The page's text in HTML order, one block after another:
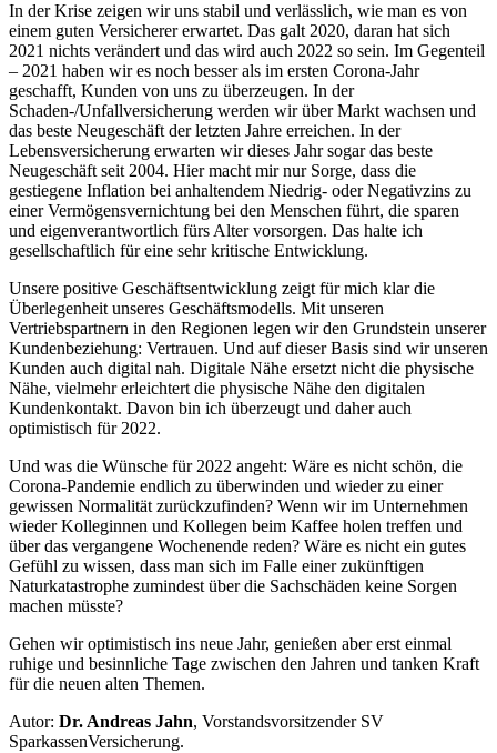
In der Krise zeigen wir uns stabil und verlässlich, wie man es von
einem guten Versicherer erwartet. Das galt 2020, daran hat sich
2021 nichts verändert und das wird auch 2022 so sein. Im Gegenteil
– 2021 haben wir es noch besser als im ersten Corona-Jahr
geschafft, Kunden von uns zu überzeugen. In der
Schaden-/Unfallversicherung werden wir über Markt wachsen und
das beste Neugeschäft der letzten Jahre erreichen. In der
Lebensversicherung erwarten wir dieses Jahr sogar das beste
Neugeschäft seit 2004. Hier macht mir nur Sorge, dass die
gestiegene Inflation bei anhaltendem Niedrig- oder Negativzins zu
einer Vermögensvernichtung bei den Menschen führt, die sparen
und eigenverantwortlich fürs Alter vorsorgen. Das halte ich
gesellschaftlich für eine sehr kritische Entwicklung.
Unsere positive Geschäftsentwicklung zeigt für mich klar die
Überlegenheit unseres Geschäftsmodells. Mit unseren
Vertriebspartnern in den Regionen legen wir den Grundstein unserer
Kundenbeziehung: Vertrauen. Und auf dieser Basis sind wir unseren
Kunden auch digital nah. Digitale Nähe ersetzt nicht die physische
Nähe, vielmehr erleichtert die physische Nähe den digitalen
Kundenkontakt. Davon bin ich überzeugt und daher auch
optimistisch für 2022.
Und was die Wünsche für 2022 angeht: Wäre es nicht schön, die
Corona-Pandemie endlich zu überwinden und wieder zu einer
gewissen Normalität zurückzufinden? Wenn wir im Unternehmen
wieder Kolleginnen und Kollegen beim Kaffee holen treffen und
über das vergangene Wochenende reden? Wäre es nicht ein gutes
Gefühl zu wissen, dass man sich im Falle einer zukünftigen
Naturkatastrophe zumindest über die Sachschäden keine Sorgen
machen müsste?
Gehen wir optimistisch ins neue Jahr, genießen aber erst einmal
ruhige und besinnliche Tage zwischen den Jahren und tanken Kraft
für die neuen alten Themen.
Autor: Dr. Andreas Jahn, Vorstandsvorsitzender SV
SparkassenVersicherung.